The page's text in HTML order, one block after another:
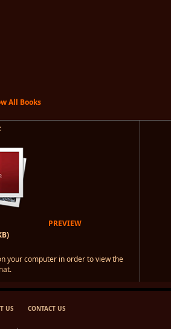
All Books
PREVIEW
your computer in order to view the
US CONTACT US